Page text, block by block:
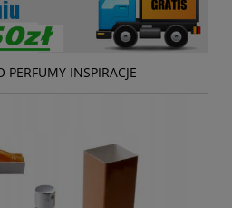
INSPIRACJE